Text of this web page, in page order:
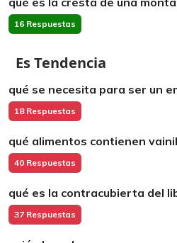
16 Respuestas
Es Tendencia
qué se necesita para ser un
18 Respuestas
qué alimentos contienen
40 Respuestas
qué es la contracubierta del
37 Respuestas